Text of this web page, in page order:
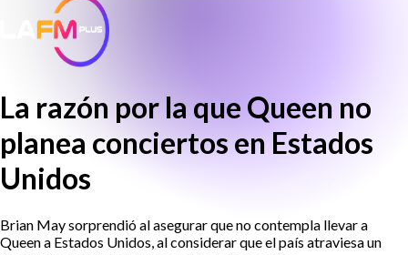
La razón por la que Queen no
planea conciertos en Estados
Unidos
Brian May sorprendió al asegurar que no contempla llevar a
Queen a Estados Unidos, al considerar que el país atraviesa un